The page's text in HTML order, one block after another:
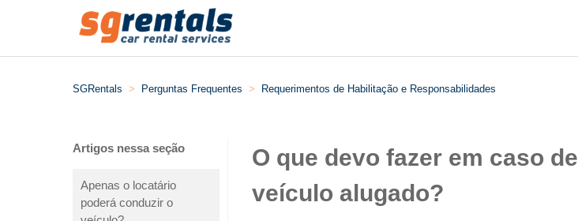
SGRentals Perguntas Frequentes Requerimentos de Habilitação e Responsabilidades
Artigos nessa seção
Apenas o locatário
poderá conduzir o
O que devo fazer em caso
veículo alugado?